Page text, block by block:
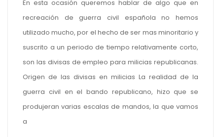
En esta ocasión queremos hablar de algo que en
recreación de guerra civil española no hemos
utilizado mucho, por el hecho de ser mas minoritario y
suscrito a un periodo de tiempo relativamente corto,
son las divisas de empleo para milicias republicanas.
Origen de las divisas en milicias La realidad de la
guerra civil en el bando republicano, hizo que se
produjeran varias escalas de mandos, la que vamos
a